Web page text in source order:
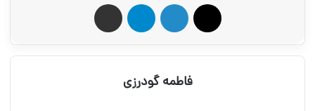
لینکدین تلگرام
فاطمه گودرزی